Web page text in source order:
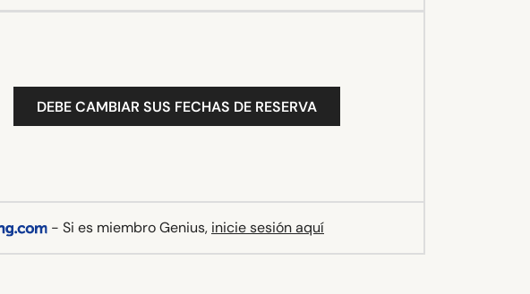
DEBE CAMBIAR SUS FECHAS DE RESERVA
- Si es miembro Genius, inicie sesión aquí